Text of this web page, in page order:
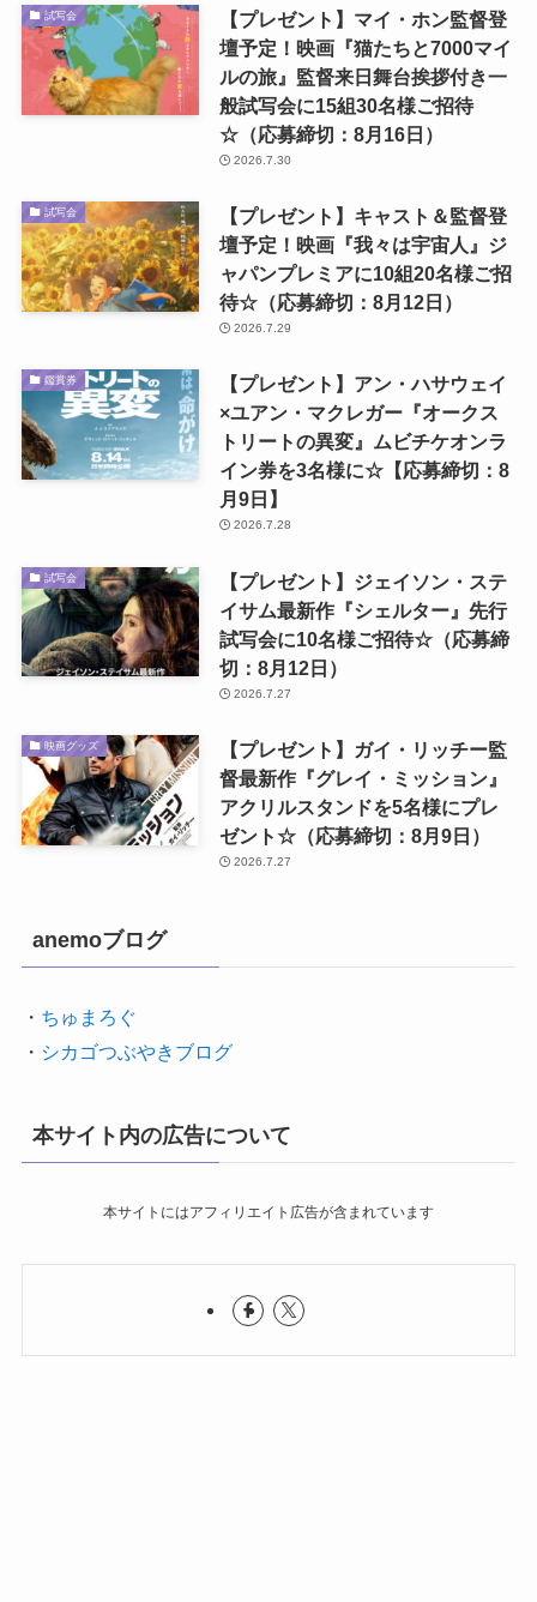
試写会
【プレゼント】マイ・ホン監督登
壇予定！映画『猫たちと7000マイ
ルの旅』監督来日舞台挨拶付き一
般試写会に15組30名様ご招待
☆（応募締切：8月16日）
2026.7.30
試写会
【プレゼント】キャスト＆監督登
壇予定！映画『我々は宇宙人』ジ
ャパンプレミアに10組20名様ご招
待☆（応募締切：8月12日）
2026.7.29
鑑賞券
【プレゼント】アン・ハサウェイ
×ユアン・マクレガー『オークス
トリートの異変』ムビチケオンラ
イン券を3名様に☆【応募締切：8
月9日】
2026.7.28
試写会
【プレゼント】ジェイソン・ステ
イサム最新作『シェルター』先行
試写会に10名様ご招待☆（応募締
切：8月12日）
2026.7.27
映画グッズ
【プレゼント】ガイ・リッチー監
督最新作『グレイ・ミッション』
アクリルスタンドを5名様にプレ
ゼント☆（応募締切：8月9日）
2026.7.27
anemoブログ
・ ちゅまろぐ
・ シカゴつぶやきブログ
本サイト内の広告について
本サイトにはアフィリエイト広告が含まれています